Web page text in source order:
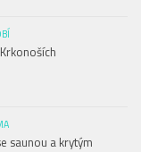
saunou a krytým